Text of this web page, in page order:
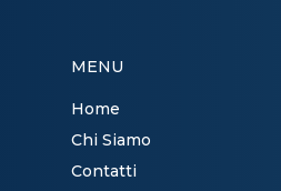
MENU
Home
Chi Siamo
Contatti